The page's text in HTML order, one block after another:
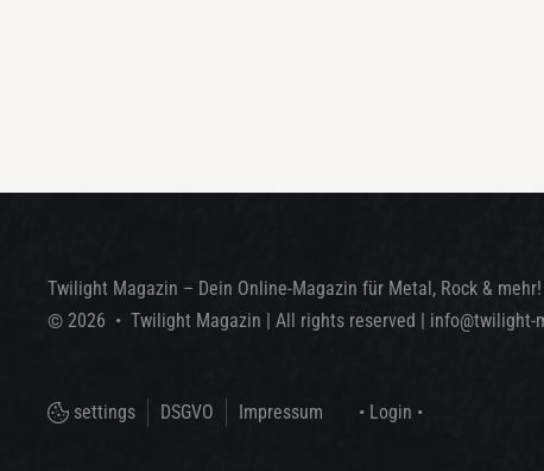
Twilight Magazin – Dein Online-Magazin für Metal, Rock &
© 2026 • Twilight Magazin | All rights reserved | info@twilight-
settings DSGVO Impressum • Login •